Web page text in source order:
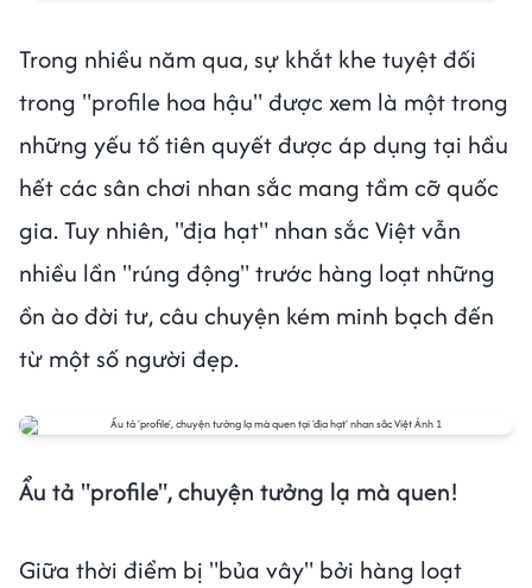
Trong nhiều năm qua, sự khắt khe tuyệt đối
trong "profile hoa hậu" được xem là một trong
những yếu tố tiên quyết được áp dụng tại hầu
hết các sân chơi nhan sắc mang tầm cỡ quốc
gia. Tuy nhiên, "địa hạt" nhan sắc Việt vẫn
nhiều lần "rúng động" trước hàng loạt những
ồn ào đời tư, câu chuyện kém minh bạch đến
từ một số người đẹp.
Ẩu tả "profile", chuyện tưởng lạ mà quen!
Giữa thời điểm bị "bủa vây" bởi hàng loạt